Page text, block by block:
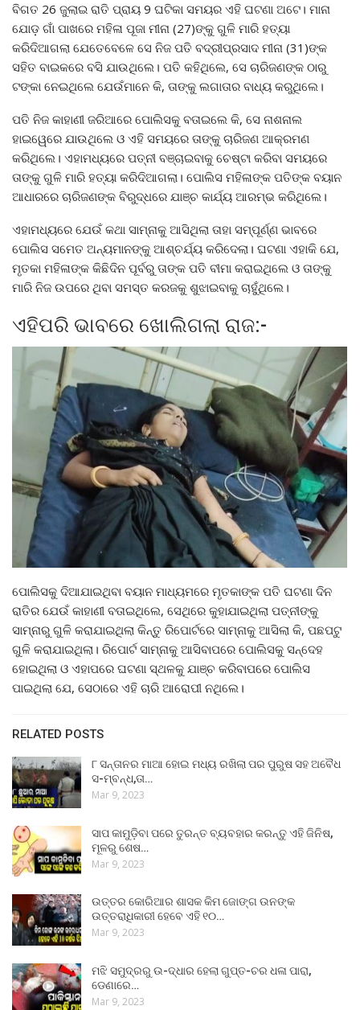
ବିଗତ 26 ଜୁଲାଇ ରାତି ପ୍ରାୟ 9 ଘଟିକା ସମୟର ଏହି ଘଟଣା ଅଟେ। ମାନା
ଯୋଡ଼ ଗାଁ ପାଖରେ ମହିଳା ପୂଜା ମୀନା (27)ଙ୍କୁ ଗୁଳି ମାରି ହତ୍ୟା
କରିଦିଆଗଲା ଯେତେବେଳେ ସେ ନିଜ ପତି ବଦ୍ରୀପ୍ରସାଦ ମୀନା (31)ଙ୍କ
ସହିତ ବାଇକରେ ବସି ଯାଉଥିଲେ। ପତି କହିଥିଲେ, ସେ ଚାରିଜଣଙ୍କ ଠାରୁ
ଟଙ୍କା ନେଇଥିଲେ ଯେଉଁମାନେ କି, ତାଙ୍କୁ ଲଗାତାର ବାଧ୍ୟ କରୁଥିଲେ।
ପତି ନିଜ କାହାଣୀ ଜରିଆରେ ପୋଲିସକୁ ବତାଇଲେ କି, ସେ ନାଶନାଲ
ହାଇୱେରେ ଯାଉଥିଲେ ଓ ଏହି ସମୟରେ ତାଙ୍କୁ ଚାରିଜଣ ଆକ୍ରମଣ
କରିଥିଲେ। ଏହାମଧ୍ୟରେ ପତ୍ନୀ ବଞ୍ଚାଇବାକୁ ଚେଷ୍ଟା କରିବା ସମୟରେ
ତାଙ୍କୁ ଗୁଳି ମାରି ହତ୍ୟା କରିଦିଆଗଲା। ପୋଲିସ ମହିଳାଙ୍କ ପତିଙ୍କ ବୟାନ
ଆଧାରରେ ଚାରିଜଣଙ୍କ ବିରୁଦ୍ଧରେ ଯାଞ୍ଚ କାର୍ଯ୍ୟ ଆରମ୍ଭ କରିଥିଲେ।
ଏହାମଧ୍ୟରେ ଯେଉଁ କଥା ସାମ୍ନାକୁ ଆସିଥିଲା ତାହା ସମ୍ପୂର୍ଣ୍ଣ ଭାବରେ
ପୋଲିସ ସମେତ ଅନ୍ୟମାନଙ୍କୁ ଆଶ୍ଚର୍ଯ୍ୟ କରିଦେଲା। ଘଟଣା ଏହାକି ଯେ,
ମୃତକା ମହିଳାଙ୍କ କିଛିଦିନ ପୂର୍ବରୁ ତାଙ୍କ ପତି ବୀମା କରାଇଥିଲେ ଓ ତାଙ୍କୁ
ମାରି ନିଜ ଉପରେ ଥିବା ସମସ୍ତ କରଜକୁ ଶୁଝାଇବାକୁ ଚାହୁଁଥିଲେ।
ଏହିପରି ଭାବରେ ଖୋଲିଗଲା ରାଜ:-
ପୋଲିସକୁ ଦିଆଯାଇଥିବା ବୟାନ ମାଧ୍ୟମରେ ମୃତକାଙ୍କ ପତି ଘଟଣା ଦିନ
ରାତିର ଯେଉଁ କାହାଣୀ ବତାଇଥିଲେ, ସେଥିରେ କୁହାଯାଇଥିଲା ପତ୍ନୀଙ୍କୁ
ସାମ୍ନାରୁ ଗୁଳି କରାଯାଇଥିଲା କିନ୍ତୁ ରିପୋର୍ଟରେ ସାମ୍ନାକୁ ଆସିଲା କି, ପଛପଟୁ
ଗୁଳି କରାଯାଇଥିଲା। ରିପୋର୍ଟ ସାମ୍ନାକୁ ଆସିବାପରେ ପୋଲିସକୁ ସନ୍ଦେହ
ହୋଇଥିଲା ଓ ଏହାପରେ ଘଟଣା ସ୍ଥଳକୁ ଯାଞ୍ଚ କରିବାପରେ ପୋଲିସ
ପାଇଥିଲା ଯେ, ସେଠାରେ ଏହି ଚାରି ଆରୋପୀ ନଥିଲେ।
RELATED POSTS
୮ ସନ୍ତାନର ମାଆ ହୋଇ ମଧ୍ୟ ରଖିଲା ପର ପୁରୁଷ ସହ ଅବୈଧ
ସ-ମ୍ବନ୍ଧ,ତା…
Mar 9, 2023
ସାପ କାମୁଡ଼ିବା ପରେ ତୁରନ୍ତ ବ୍ୟବହାର କରନ୍ତୁ ଏହି ଜିନିଷ,
ମୂଳରୁ ଶେଷ…
Mar 9, 2023
ଉତ୍ତର କୋରିଆର ଶାସକ କିମ ଜୋଙ୍ଗ ଉନଙ୍କ
ଉତ୍ତରାଧିକାରୀ ହେବେ ଏହି ୧୦…
Mar 9, 2023
ମଝି ସମୁଦ୍ରରୁ ଉ-ଦ୍ଧାର ହେଲା ଗୁପ୍ତ-ଚର ଧଳା ପାରା,
ଡେଣାରେ…
Mar 9, 2023